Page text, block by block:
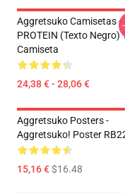
Aggretsuko Camisetas -
PROTEIN (texto Negro)
Camiseta
24,38 € - 28,06 €
Aggretsuko Posters -
Aggretsuko! Poster
15,16 €$16.48